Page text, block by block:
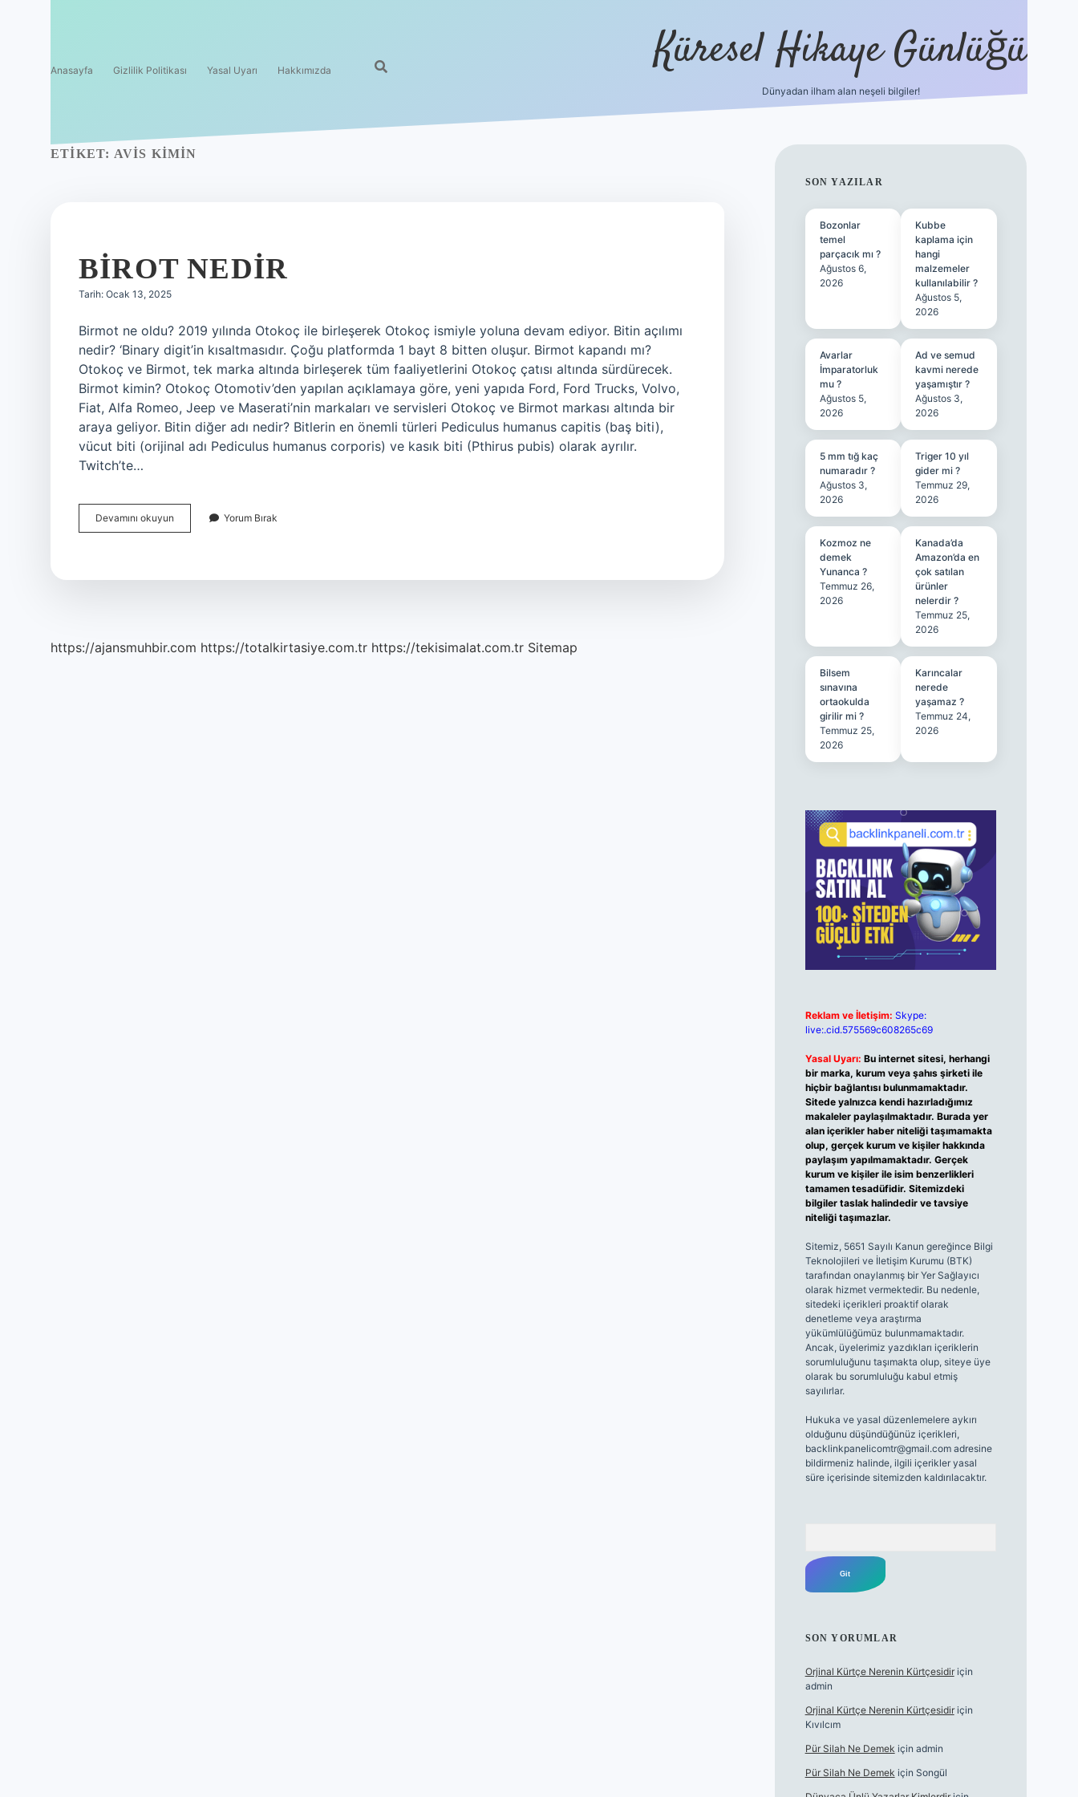
Anasayfa Gizlilik Politikası Yasal Uyarı Hakkımızda Küresel Hikaye Günlüğü
Dünyadan ilham alan neşeli bilgiler!
ETIKET: AVIS KIMIN
BIROT NEDIR
Tarih: Ocak 13, 2025
Birmot ne oldu? 2019 yılında Otokoç ile birleşerek Otokoç ismiyle yoluna devam ediyor. Bitin açılımı
nedir? ‘Binary digit’in kısaltmasıdır. Çoğu platformda 1 bayt 8 bitten oluşur. Birmot kapandı mı?
Otokoç ve Birmot, tek marka altında birleşerek tüm faaliyetlerini Otokoç çatısı altında sürdürecek.
Birmot kimin? Otokoç Otomotiv’den yapılan açıklamaya göre, yeni yapıda Ford, Ford Trucks, Volvo,
Fiat, Alfa Romeo, Jeep ve Maserati’nin markaları ve servisleri Otokoç ve Birmot markası altında bir
araya geliyor. Bitin diğer adı nedir? Bitlerin en önemli türleri Pediculus humanus capitis (baş biti),
vücut biti (orijinal adı Pediculus humanus corporis) ve kasık biti (Pthirus pubis) olarak ayrılır.
Twitch’te…
Devamını okuyun
Nedir
Yorum Bırak
https://ajansmuhbir.com https://totalkirtasiye.com.tr https://tekisimalat.com.tr Sitemap
SIDEBAR
SON YAZILAR
Bozonlar
temel
parçacık mı ?
Ağustos 6,
2026
Kubbe
kaplama için
hangi
malzemeler
kullanılabilir ?
Ağustos 5,
2026
Avarlar
İmparatorluk
mu ?
Ağustos 5,
2026
Ad ve semud
kavmi nerede
yaşamıştır ?
Ağustos 3,
2026
5 mm tığ kaç
numaradır ?
Ağustos 3,
2026
Triger 10 yıl
gider mi ?
Temmuz 29,
2026
Kozmoz ne
demek
Yunanca ?
Temmuz 26,
2026
Kanada’da
Amazon’da en
çok satılan
ürünler
nelerdir ?
Temmuz 25,
2026
Bilsem
sınavına
ortaokulda
girilir mi ?
Temmuz 25,
2026
Karıncalar
nerede
yaşamaz ?
Temmuz 24,
2026
Reklam ve İletişim: Skype:
live:.cid.575569c608265c69
Yasal Uyarı: Bu internet sitesi, herhangi
bir marka, kurum veya şahıs şirketi ile
hiçbir bağlantısı bulunmamaktadır.
Sitede yalnızca kendi hazırladığımız
makaleler paylaşılmaktadır. Burada yer
alan içerikler haber niteliği taşımamakta
olup, gerçek kurum ve kişiler hakkında
paylaşım yapılmamaktadır. Gerçek
kurum ve kişiler ile isim benzerlikleri
tamamen tesadüfidir. Sitemizdeki
bilgiler taslak halindedir ve tavsiye
niteliği taşımazlar.
Sitemiz, 5651 Sayılı Kanun gereğince Bilgi
Teknolojileri ve İletişim Kurumu (BTK)
tarafından onaylanmış bir Yer Sağlayıcı
olarak hizmet vermektedir. Bu nedenle,
sitedeki içerikleri proaktif olarak
denetleme veya araştırma
yükümlülüğümüz bulunmamaktadır.
Ancak, üyelerimiz yazdıkları içeriklerin
sorumluluğunu taşımakta olup, siteye üye
olarak bu sorumluluğu kabul etmiş
sayılırlar.
Hukuka ve yasal düzenlemelere aykırı
olduğunu düşündüğünüz içerikleri,
backlinkpanelicomtr@gmail.comadresine
bildirmeniz halinde, ilgili içerikler yasal
süre içerisinde sitemizden kaldırılacaktır.
SON YORUMLAR
Orjinal Kürtçe Nerenin Kürtçesidiriçin
admin
Orjinal Kürtçe Nerenin Kürtçesidiriçin
Kıvılcım
Pür Silah Ne Demek için admin
Pür Silah Ne Demek için Songül
betexper